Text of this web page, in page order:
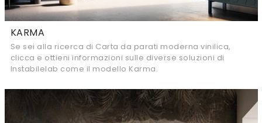
KARMA
Se sei alla ricerca di Carta da parati moderna vinilica,
clicca e ottieni informazioni sulle diverse soluzioni di
Instabilelab come il modello Karma.